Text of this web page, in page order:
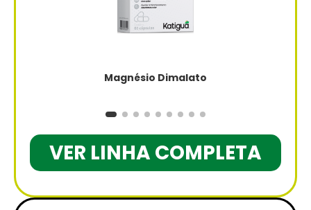
Magnésio Dimalato
VER LINHA COMPLETA